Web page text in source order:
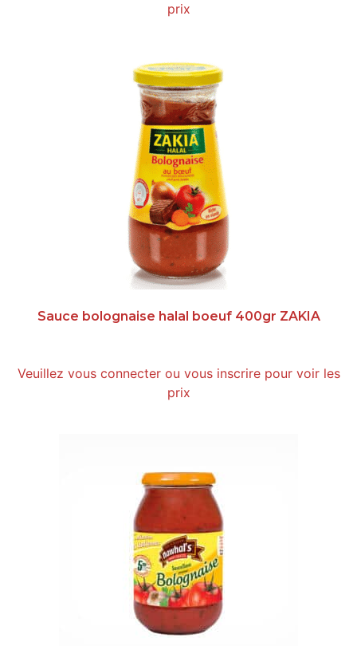
prix
Sauce bolognaise halal boeuf 400gr ZAKIA
Veuillez vous connecter ou vous inscrire pour voir les
prix